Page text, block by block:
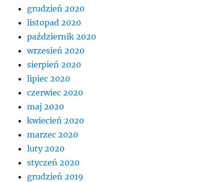
grudzień 2020
listopad 2020
październik 2020
wrzesień 2020
sierpień 2020
lipiec 2020
czerwiec 2020
maj 2020
kwiecień 2020
marzec 2020
luty 2020
styczeń 2020
grudzień 2019